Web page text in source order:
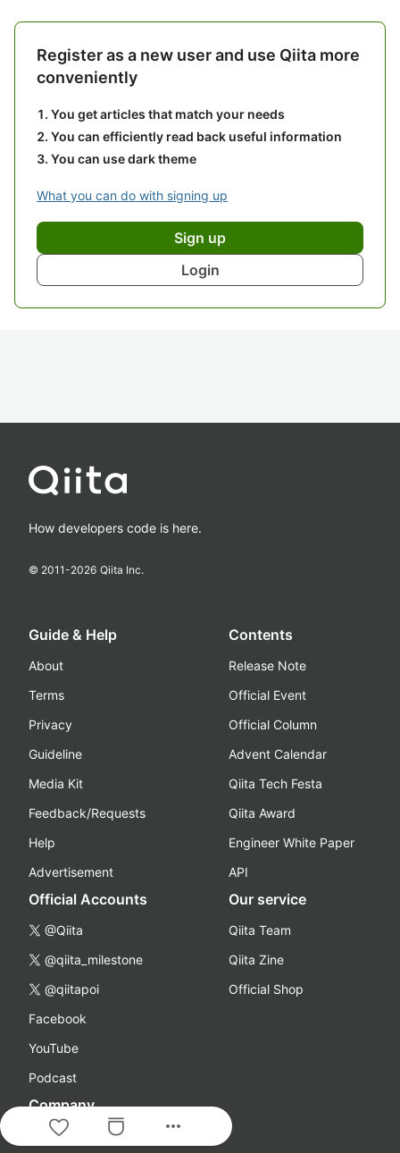
Register as a new user and use Qiita more
conveniently
You get articles that match your needs
You can efficiently read back useful information
You can use dark theme
What you can do with signing up
Sign up
Login
more_horiz
How developers code is here.
© 2011-2026 Qiita Inc.
Guide & Help
About
Terms
Privacy
Guideline
Media Kit
Feedback/Requests
Help
Advertisement
Contents
Release Note
Official Event
Official Column
Advent Calendar
Qiita Tech Festa
Qiita Award
Engineer White Paper
API
Official Accounts
@Qiita
@qiita_milestone
@qiitapoi
Facebook
YouTube
Podcast
Our service
Qiita Team
Qiita Zine
Official Shop
Company
About Us